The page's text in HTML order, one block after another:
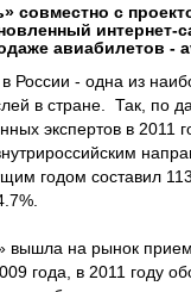
совместно с
интернет-
авиабилетов -
России - одна из
в стране. Так, по
экспертов в 2011
годом составил
вышла на рынок
года, в 2011 году